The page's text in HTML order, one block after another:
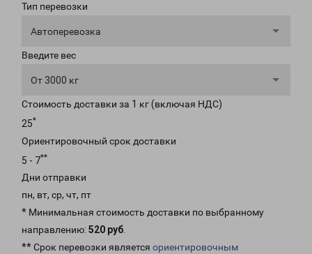
Тип перевозки
Автоперевозка
Введите вес
От 3000 кг
Стоимость доставки за 1 кг (включая НДС)
25*
Ориентировочный срок доставки
5 - 7**
Дни отправки
пн, вт, ср, чт, пт
* Минимальная стоимость доставки по выбранному
направлению: 520 руб.
** Срок перевозки является ориентировочным